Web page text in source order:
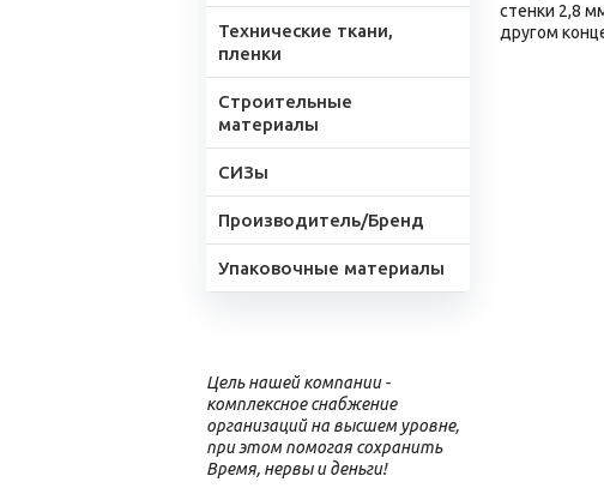
Технические ткани,
пленки
Строительные
материалы
СИЗы
Производитель/Бренд
Упаковочные материалы
Цель нашей компании -
комплексное снабжение
организаций на высшем уровне,
при этом помогая сохранить
Время, нервы и деньги!
стенки 2,8
другом